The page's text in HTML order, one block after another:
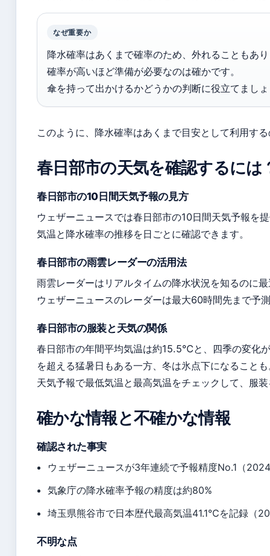
なぜ重要か
降水確率はあくまで確率のため、外れることもあ
確率が高いほど準備が必要なのは確かです。
傘を持って出かけるかどうかの判断に役立てまし
このように、降水確率はあくまで目安として利用す
春日部市の天気を確認するには
春日部市の10日間天気予報の見方
ウェザーニュースでは春日部市の10日間天気予報を
気温と降水確率の推移を日ごとに確認できます。
春日部市の雨雲レーダーの活用法
雨雲レーダーはリアルタイムの降水状況を知るのに
ウェザーニュースのレーダーは最大60時間先まで予
春日部市の服装と天気の関係
春日部市の年間平均気温は約15.5℃と、四季の変化
を超える猛暑日もある一方、冬は氷点下になること
天気予報で最低気温と最高気温をチェックして、服
確かな情報と不確かな情報
確認された事実
ウェザーニュースが3年連続で予報精度No.1（
気象庁の降水確率予報の精度は約80%
埼玉県熊谷市で日本歴代最高気温41.1℃を記録（
不明な点